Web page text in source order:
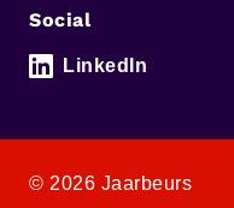
Social
LinkedIn
© 2026 Jaarbeurs